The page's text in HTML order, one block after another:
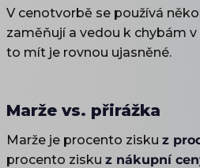
V cenotvorbě se používá
zaměňují a vedou k chybám
to mít je rovnou ujasněné.
Marže vs. přirážka
Marže je procento zisku z
procento zisku z nákupní